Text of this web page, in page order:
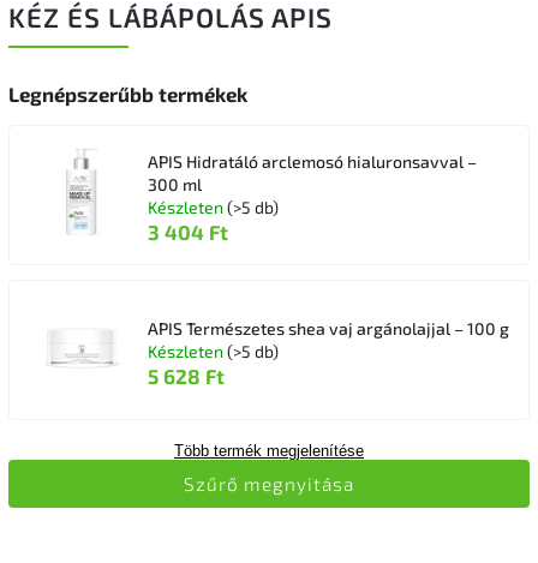
KÉZ ÉS LÁBÁPOLÁS APIS
Legnépszerűbb termékek
APIS Hidratáló arclemosó hialuronsavval –
300 ml
Készleten (>5 db)
3 404 Ft
APIS Természetes shea vaj argánolajjal – 100 g
Készleten (>5 db)
5 628 Ft
Több termék megjelenítése
Szűrő megnyitása